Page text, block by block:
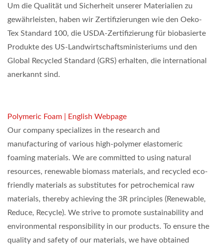
Um die Qualität und Sicherheit unserer Materialien zu
gewährleisten, haben wir Zertifizierungen wie den Oeko-
Tex Standard 100, die USDA-Zertifizierung für biobasierte
Produkte des US-Landwirtschaftsministeriums und den
Global Recycled Standard (GRS) erhalten, die international
anerkannt sind.
Polymeric Foam | English Webpage
Our company specializes in the research and
manufacturing of various high-polymer elastomeric
foaming materials. We are committed to using natural
resources, renewable biomass materials, and recycled eco-
friendly materials as substitutes for petrochemical raw
materials, thereby achieving the 3R principles (Renewable,
Reduce, Recycle). We strive to promote sustainability and
environmental responsibility in our products. To ensure the
quality and safety of our materials, we have obtained